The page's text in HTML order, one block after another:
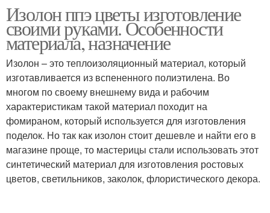
Изолон ппэ цветы изготовление
своими руками. Особенности
материала, назначение
Изолон – это теплоизоляционный материал, который
изготавливается из вспененного полиэтилена. Во
многом по своему внешнему вида и рабочим
характеристикам такой материал походит на
фомираном, который используется для изготовления
поделок. Но так как изолон стоит дешевле и найти его в
магазине проще, то мастерицы стали использовать этот
синтетический материал для изготовления ростовых
цветов, светильников, заколок, флористического декора.